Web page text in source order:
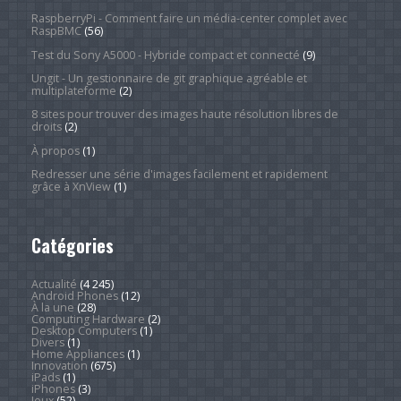
RaspberryPi - Comment faire un média-center complet avec
RaspBMC(56)
Test du Sony A5000 - Hybride compact et connecté (9)
Ungit - Un gestionnaire de git graphique agréable et
multiplateforme (2)
8 sites pour trouver des images haute résolution libres de
droits(2)
À propos(1)
Redresser une série d'images facilement et rapidement
grâce à XnView(1)
Catégories
Actualité (4 245)
Android Phones(12)
À la une (28)
Computing Hardware (2)
Desktop Computers(1)
Divers(1)
Home Appliances(1)
Innovation (675)
iPads(1)
iPhones(3)